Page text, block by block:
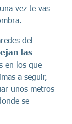
vez te vas
del
las
en los que
a seguir,
unos metros
se